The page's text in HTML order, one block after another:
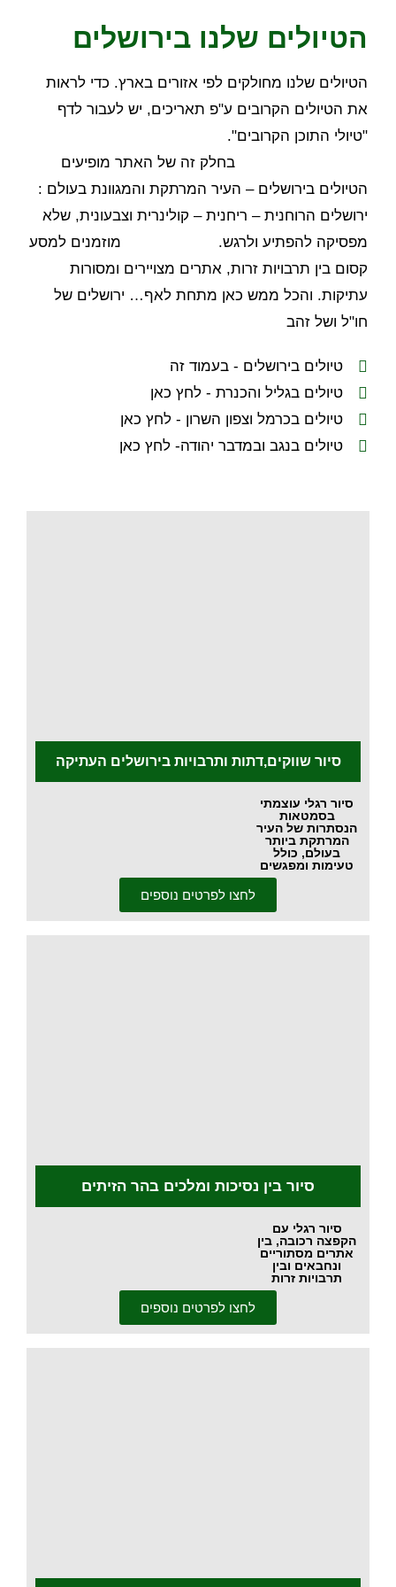
הטיולים שלנו בירושלים
הטיולים שלנו מחולקים לפי אזורים בארץ. כדי לראות
את הטיולים הקרובים ע"פ תאריכים, יש לעבור לדף
"טיולי התוכן הקרובים".
בחלק זה של האתר מופיעים
הטיולים בירושלים – העיר המרתקת והמגוונת בעולם :
ירושלים הרוחנית – ריחנית – קולינרית וצבעונית, שלא
מפסיקה להפתיע ולרגש. מוזמנים למסע
קסום בין תרבויות זרות, אתרים מצויירים ומסורות
עתיקות. והכל ממש כאן מתחת לאף… ירושלים של
חו"ל ושל זהב
טיולים בירושלים - בעמוד זה
טיולים בגליל והכנרת - לחץ כאן
טיולים בכרמל וצפון השרון - לחץ כאן
טיולים בנגב ובמדבר יהודה- לחץ כאן
סיור שווקים,דתות ותרבויות בירושלים העתיקה
סיור רגלי עוצמתי
בסמטאות
הנסתרות של העיר
המרתקת ביותר
בעולם, כולל
טעימות ומפגשים
לחצו לפרטים נוספים
סיור בין נסיכות ומלכים בהר הזיתים
סיור רגלי עם
הקפצה רכובה, בין
אתרים מסתוריים
ונחבאים ובין
תרבויות זרות
לחצו לפרטים נוספים